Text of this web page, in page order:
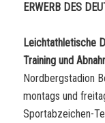
ERWERB DES
Leichtathletische
Training und
Nordbergstadion
montags und
Sportabzeichen-